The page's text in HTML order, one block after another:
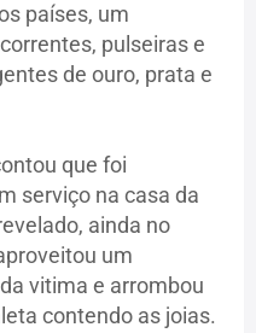
países, um
pulseiras e
de ouro, prata e
que foi
serviço na casa da
ainda no
um
vitima e arrombou
contendo as joias.